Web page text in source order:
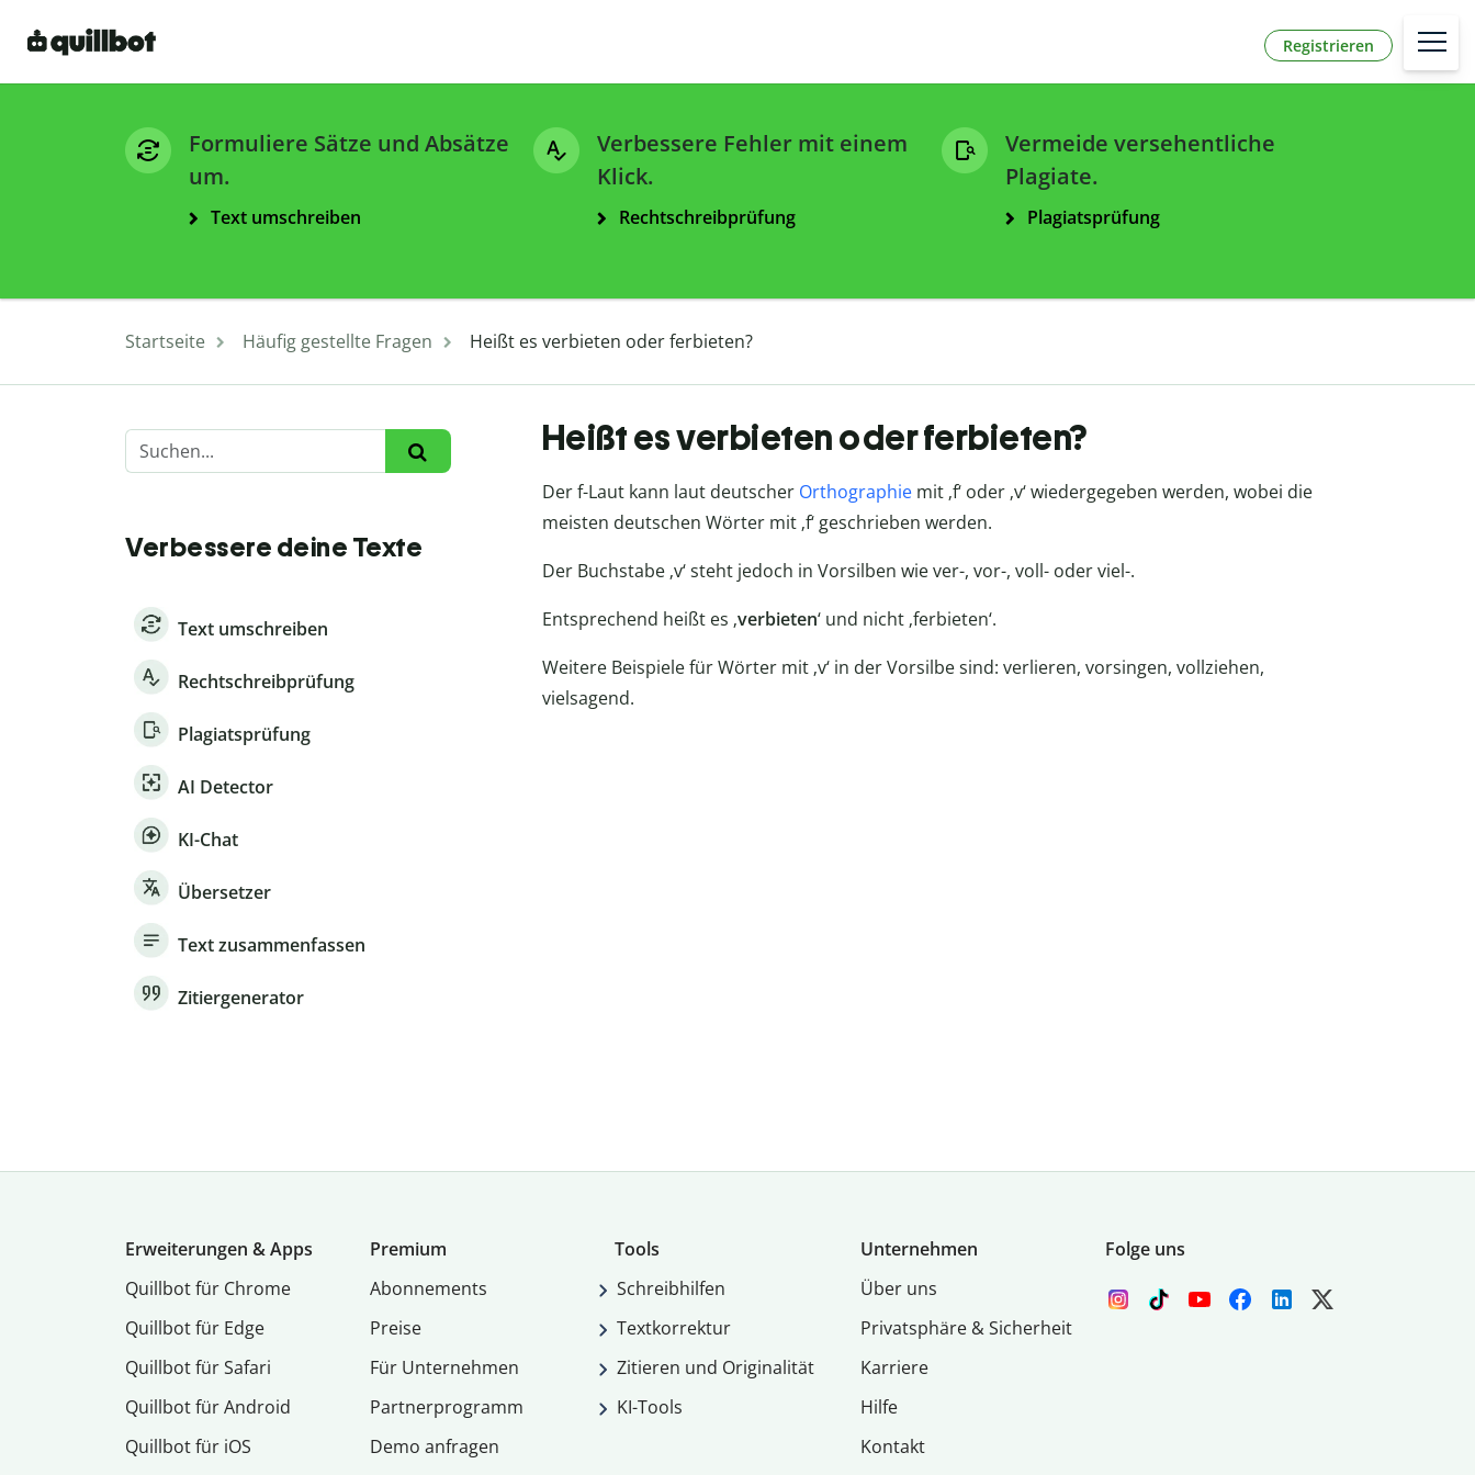
Registrieren
Formuliere Sätze und Absätze
um.
Text umschreiben
Verbessere Fehler mit einem
Klick.
Rechtschreibprüfung
Vermeide versehentliche
Plagiate.
Plagiatsprüfung
Startseite Häufig gestellte Fragen Heißt es verbieten oder ferbieten?
Verbessere deine Texte
Text umschreiben
Rechtschreibprüfung
Plagiatsprüfung
AI Detector
KI-Chat
Übersetzer
Text zusammenfassen
Zitiergenerator
Heißt es verbieten oder ferbieten?
Der f-Laut kann laut deutscher Orthographiemit ‚f‘ oder ‚v‘ wiedergegeben werden, wobei die
meisten deutschen Wörter mit ‚f‘ geschrieben werden.
Der Buchstabe ‚v‘ steht jedoch in Vorsilben wie ver-, vor-, voll- oder viel-.
Entsprechend heißt es ‚verbieten‘ und nicht ‚ferbieten‘.
Weitere Beispiele für Wörter mit ‚v‘ in der Vorsilbe sind: verlieren, vorsingen, vollziehen,
vielsagend.
Erweiterungen & Apps
Quillbot für Chrome
Quillbot für Edge
Quillbot für Safari
Quillbot für Android
Quillbot für iOS
Premium
Abon­ne­ments
Preise
Für Unternehmen
Partnerprogramm
Demo anfragen
Tools
Schreibhilfen
Textkorrektur
Zitieren und Originalität
KI-Tools
Unternehmen
Über uns
Privatsphäre & Sicherheit
Karriere
Hilfe
Kontakt
Folge uns